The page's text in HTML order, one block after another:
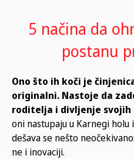
5 načina da
postanu
Ono što ih koči je
originalni. Nastoje da
roditelja i divljenje svojih
oni nastupaju u Karnegi holu
dešava se nešto
ne i inovaciji.